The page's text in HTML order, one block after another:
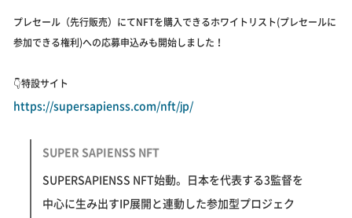
プレセール（先行販売）にてNFTを購入できるホワイトリスト(プレセールに
参加できる権利)への応募申込みも開始しました！
👇特設サイト
https://supersapienss.com/nft/jp/
SUPER SAPIENSS NFT
SUPERSAPIENSS NFT始動。日本を代表する3監督を
中心に生み出すIP展開と連動した参加型プロジェク